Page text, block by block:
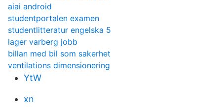
aiai android
studentportalen examen
studentlitteratur engelska 5
lager varberg jobb
billan med bil som sakerhet
ventilations dimensionering
YtW
xn